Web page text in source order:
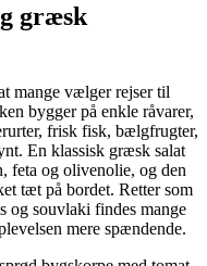
græsk
mange vælger rejser til
bygger på enkle råvarer,
frisk fisk, bælgfrugter,
En klassisk græsk salat
feta og olivenolie, og den
tæt på bordet. Retter som
og souvlaki findes mange
mere spændende.